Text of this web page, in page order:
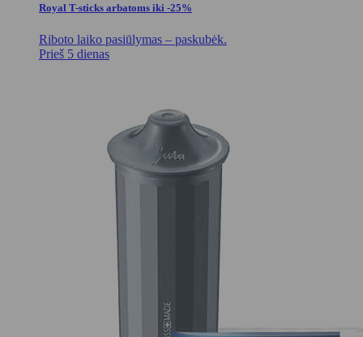
Royal T-sticks arbatoms iki -25%
Riboto laiko pasiūlymas – paskubėk.
Prieš 5 dienas